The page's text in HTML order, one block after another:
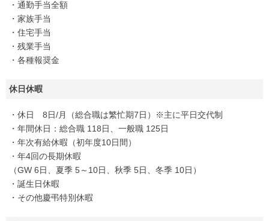
・通勤手当全額
・家族手当
・住宅手当
・残業手当
・各種報奨金
休日休暇
・休日 8日/月（総合職は繁忙期7日）※主に平日交代制
・年間休日：総合職 118日、一般職 125日
・年次有給休暇（初年度10日間）
・年4回の長期休暇
（GW 6日、夏季 5～10日、秋季 5日、冬季 10日）
・誕生日休暇
・その他慶弔特別休暇